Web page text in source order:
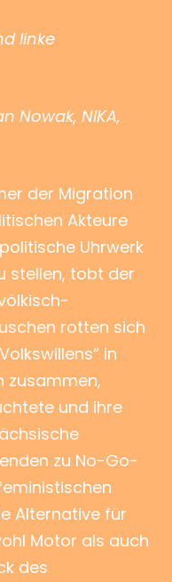
linke
Nowak, NIKA,
der Migration
Akteure
Uhrwerk
stellen, tobt der
rotten sich
in
zusammen,
und ihre
zu No-Go-
Alternative für
Motor als auch
des